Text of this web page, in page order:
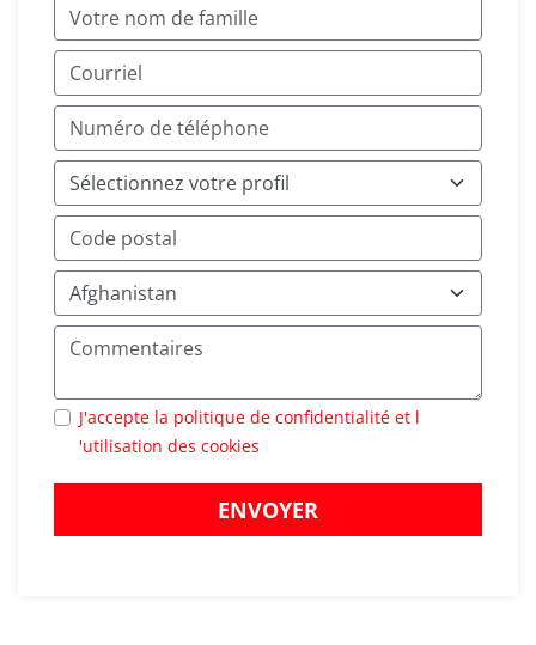
J'accepte la politique de confidentialité et l
'utilisation des cookies
ENVOYER